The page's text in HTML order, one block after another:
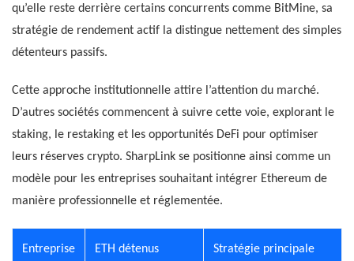
qu’elle reste derrière certains concurrents comme BitMine, sa
stratégie de rendement actif la distingue nettement des simples
détenteurs passifs.
Cette approche institutionnelle attire l’attention du marché.
D’autres sociétés commencent à suivre cette voie, explorant le
staking, le restaking et les opportunités DeFi pour optimiser
leurs réserves crypto. SharpLink se positionne ainsi comme un
modèle pour les entreprises souhaitant intégrer Ethereum de
manière professionnelle et réglementée.
Entreprise ETH détenus Stratégie principale